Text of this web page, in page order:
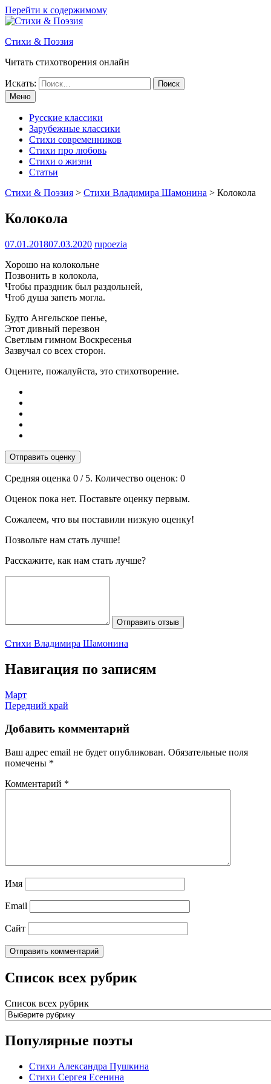
Перейти к содержимому
Стихи & Поэзия
Читать стихотворения онлайн
Искать:
Меню
Русские классики
Зарубежные классики
Стихи современников
Стихи про любовь
Стихи о жизни
Статьи
Стихи & Поэзия > Стихи Владимира Шамонина > Колокола
Колокола
07.01.201807.03.2020 rupoezia
Хорошо на колокольне
Позвонить в колокола,
Чтобы праздник был раздольней,
Чтоб душа запеть могла.
Будто Ангельское пенье,
Этот дивный перезвон
Светлым гимном Воскресенья
Зазвучал со всех сторон.
Оцените, пожалуйста, это стихотворение.
Отправить оценку
Средняя оценка 0 / 5. Количество оценок: 0
Оценок пока нет. Поставьте оценку первым.
Сожалеем, что вы поставили низкую оценку!
Позвольте нам стать лучше!
Расскажите, как нам стать лучше?
Отправить отзыв
Стихи Владимира Шамонина
Навигация по записям
Март
Передний край
Добавить комментарий
Ваш адрес email не будет опубликован. Обязательные поля
помечены *
Комментарий *
Имя
Email
Сайт
Список всех рубрик
Список всех рубрик
Популярные поэты
Стихи Александра Пушкина
Стихи Сергея Есенина